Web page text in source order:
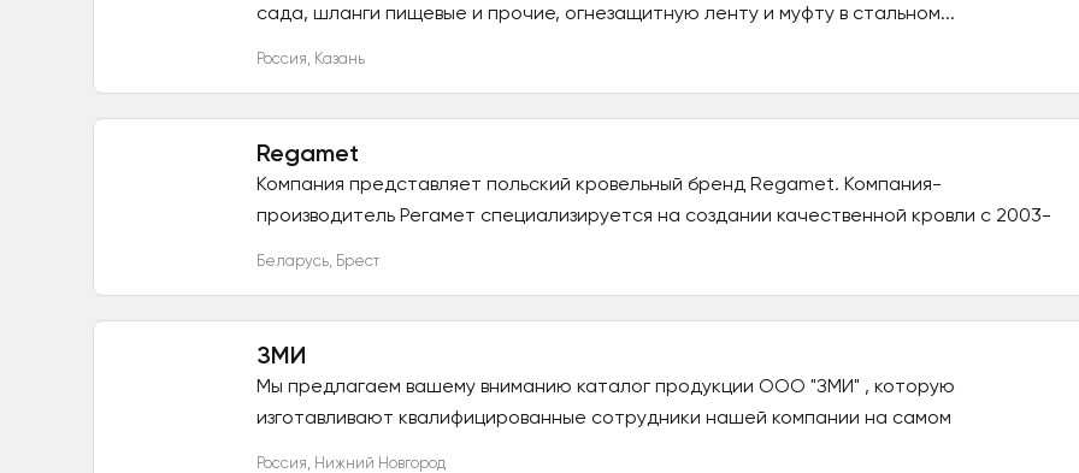
сада, шланги пищевые и прочие, огнезащитную ленту и муфту в стальном...
Россия, Казань
Regamet
Компания представляет польский кровельный бренд Regamet. Компания-
производитель Регамет специализируется на создании качественной кровли с 2003-
Беларусь, Брест
ЗМИ
Мы предлагаем вашему вниманию каталог продукции ООО "ЗМИ" , которую
изготавливают квалифицированные сотрудники нашей компании на самом
Россия, Нижний Новгород